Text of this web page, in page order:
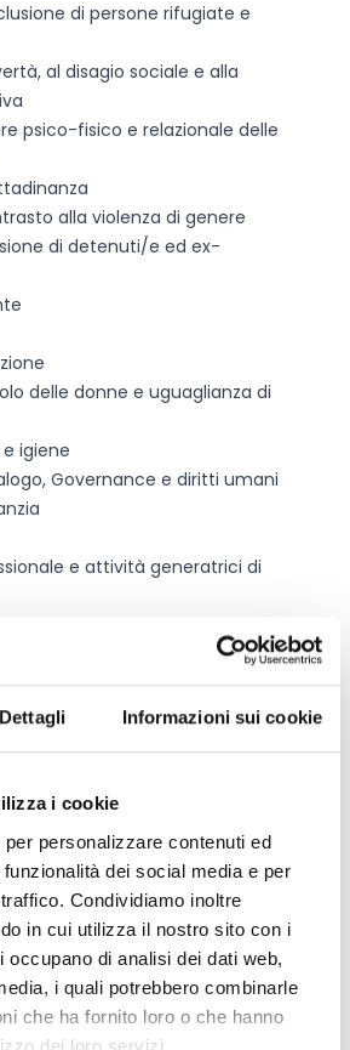
Dettagli Informazioni sui cookie
i cookie
personalizzare contenuti ed
dei social media e per
Condividiamo inoltre
in cui utilizza il nostro sito con i
occupano di analisi dei dati web,
i quali potrebbero combinarle
che ha fornito loro o che hanno
dei loro servizi.
di persone rifugiate e
al disagio sociale e alla
psico-fisico e relazionale delle
alla violenza di genere
di detenuti/e ed ex-
delle donne e uguaglianza di
igiene
Governance e diritti umani
e attività generatrici di
alimentare
di tutela della salute
1° gennaio dell’anno
al mese di giugno del
dei contributi:
metodista e